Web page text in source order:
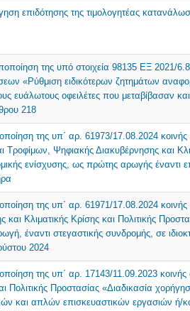
επιδότησης της τιμολογητέας
της υπό στοιχεία 98135 ΕΞ 2021/
«Ρύθμιση ειδικότερων ζητημάτων
ευάλωτους οφειλέτες που μεταβίβασαν
218
της υπ΄ αρ. 61973/17.08.2024
Τροφίμων, Ψηφιακής Διακυβέρνησης και
ενίσχυσης, ως πρώτης αρωγής έναντι
της υπ΄ αρ. 61971/17.08.2024
και Κλιματικής Κρίσης και Πολιτικής
έναντι στεγαστικής συνδρομής, σε
2024
της υπ΄ αρ. 17143/11.09.2023
Πολιτικής Προστασίας «Διαδικασία
και απλών επισκευαστικών εργασιών ή/